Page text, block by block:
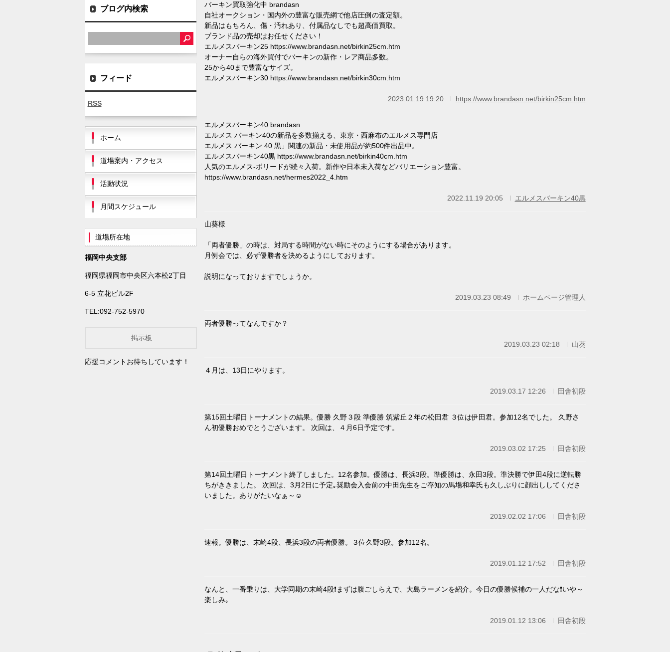
バーキン買取強化中 brandasn
自社オークション・国内外の豊富な販売網で他店圧倒の査定額。
新品はもちろん、傷・汚れあり、付属品なしでも超高価買取。
ブランド品の売却はお任せください！
エルメスバーキン25 https://www.brandasn.net/birkin25cm.htm
オーナー自らの海外買付でバーキンの新作・レア商品多数。
25から40まで豊富なサイズ。
エルメスバーキン30 https://www.brandasn.net/birkin30cm.htm
2023.01.19 19:20 https://www.brandasn.net/birkin25cm.htm
エルメスバーキン40 brandasn
エルメス バーキン40の新品を多数揃える、東京・西麻布のエルメス専門店
エルメス バーキン 40 黒」関連の新品・未使用品が約500件出品中。
エルメスバーキン40黒 https://www.brandasn.net/birkin40cm.htm
人気のエルメス-ボリードが続々入荷。新作や日本未入荷などバリエーション豊富。
https://www.brandasn.net/hermes2022_4.htm
2022.11.19 20:05 エルメスバーキン40黒
山葵様
「両者優勝」の時は、対局する時間がない時にそのようにする場合があります。
月例会では、必ず優勝者を決めるようにしております。
説明になっておりますでしょうか。
2019.03.23 08:49 ホームページ管理人
両者優勝ってなんですか？
2019.03.23 02:18 山葵
４月は、13日にやります。
2019.03.17 12:26 田舎初段
第15回土曜日トーナメントの結果。優勝 久野３段 準優勝 筑紫丘２年の松田君 ３位は伊田君。参加12名でした。 久野さ
ん初優勝おめでとうございます。 次回は、４月6日予定です。
2019.03.02 17:25 田舎初段
第14回土曜日トーナメント終了しました。12名参加。優勝は、長浜3段。準優勝は、永田3段。準決勝で伊田4段に逆転勝
ちがききました。 次回は、3月2日に予定｡奨励会入会前の中田先生をご存知の馬場和幸氏も久しぶりに顔出ししてくださ
いました。ありがたいなぁ～☺️
2019.02.02 17:06 田舎初段
速報。優勝は、末崎4段、長浜3段の両者優勝。３位久野3段。参加12名。
2019.01.12 17:52 田舎初段
なんと、一番乗りは、大学同期の末崎4段❗まずは腹ごしらえで、大島ラーメンを紹介。今日の優勝候補の一人だな❗いや～
楽しみ｡
2019.01.12 13:06 田舎初段
ブログ内検索
フィード
RSS
ホーム
道場案内・アクセス
活動状況
月間スケジュール
道場所在地
福岡中央支部
福岡県福岡市中央区六本松2丁目
6-5 立花ビル2F
TEL:092-752-5970
掲示板
応援コメントお待ちしています！